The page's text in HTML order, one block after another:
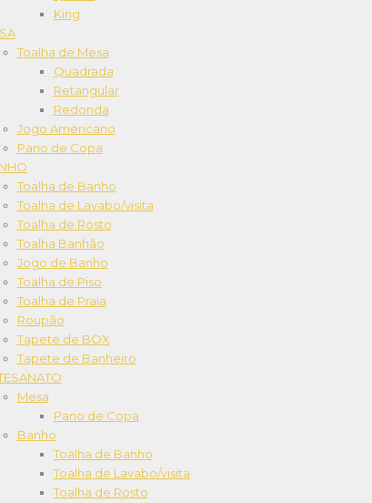
King
Toalha de Mesa
Quadrada
Retangular
Redonda
Jogo Americano
Pano de Copa
Toalha de Banho
Toalha de Lavabo/visita
Toalha de Rosto
Toalha Banhão
Jogo de Banho
Toalha de Piso
Toalha de Praia
Roupão
Tapete de BOX
Tapete de Banheiro
Mesa
Pano de Copa
Banho
Toalha de Banho
Toalha de Lavabo/visita
Toalha de Rosto